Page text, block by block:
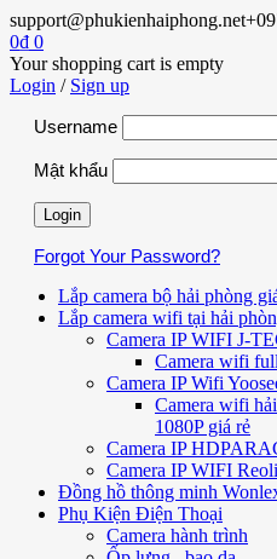
support@phukienhaiphong.net
0₫ 0
Your shopping cart is empty
Login / Sign up
Username
Mật khẩu
Forgot Your Password?
Lắp camera bộ hải phòng
Lắp camera wifi tại hải
Camera IP WIFI J-
Camera wifi
Camera IP Wifi
Camera wifi
1080P giá rẻ
Camera IP
Camera IP WIFI
Đồng hồ thông minh
Phụ Kiện Điện Thoại
Camera hành trình